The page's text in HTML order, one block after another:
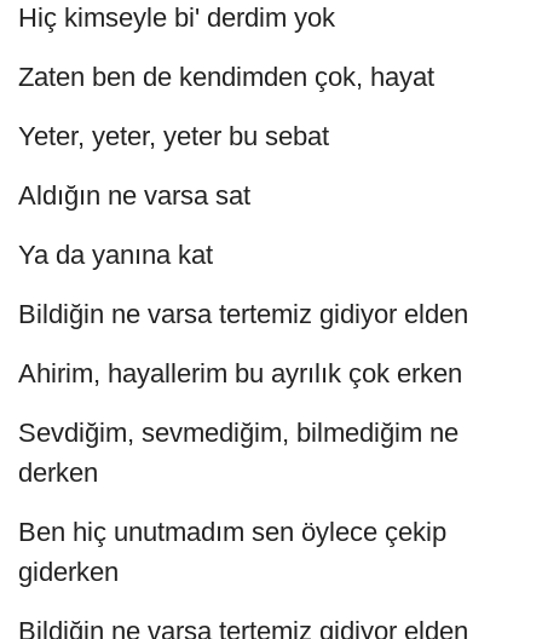
Hiç kimseyle bi' derdim yok
Zaten ben de kendimden çok, hayat
Yeter, yeter, yeter bu sebat
Aldığın ne varsa sat
Ya da yanına kat
Bildiğin ne varsa tertemiz gidiyor elden
Ahirim, hayallerim bu ayrılık çok erken
Sevdiğim, sevmediğim, bilmediğim ne
derken
Ben hiç unutmadım sen öylece çekip
giderken
Bildiğin ne varsa tertemiz gidiyor elden